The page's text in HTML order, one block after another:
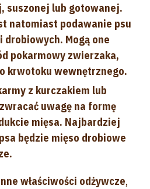
suszonej lub gotowanej.
natomiast podawanie psu
drobiowych. Mogą one
pokarmowy zwierzaka,
krwotoku wewnętrznego.
z kurczakiem lub
uwagę na formę
mięsa. Najbardziej
będzie mięso drobiowe
właściwości odżywcze,